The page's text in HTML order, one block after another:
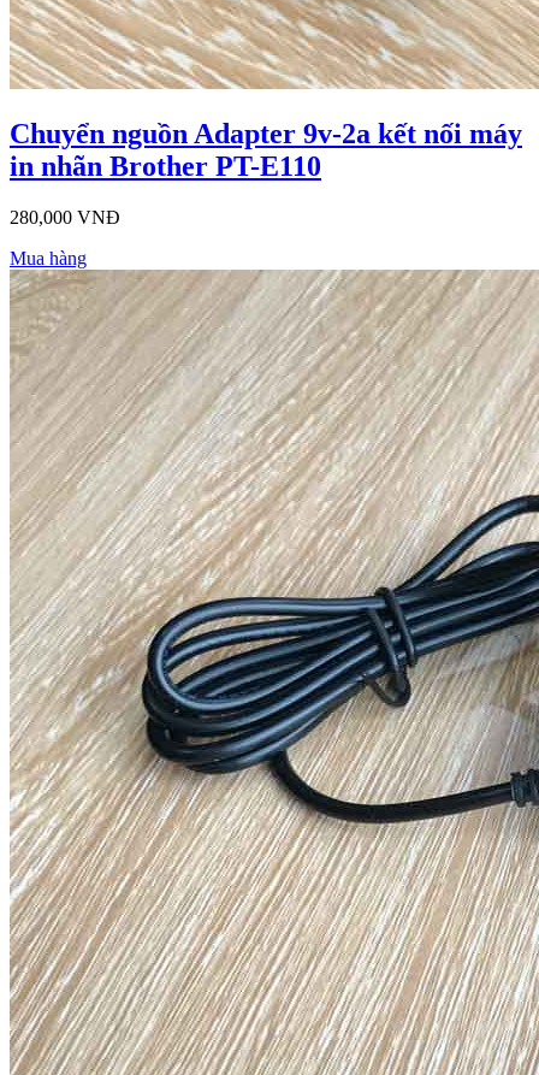
Chuyển nguồn Adapter 9v-2a kết nối máy
in nhãn Brother PT-E110
280,000 VNĐ
Mua hàng